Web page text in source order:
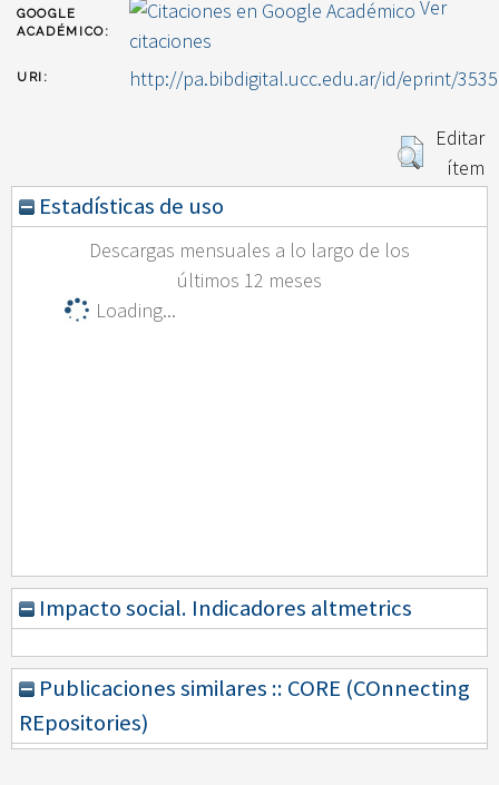
GOOGLE
ACADÉMICO:
Ver
citaciones
URI: http://pa.bibdigital.ucc.edu.ar/id/eprint/3535
Editar
ítem
Estadísticas de uso
Descargas mensuales a lo largo de los
últimos 12 meses
Loading...
Impacto social. Indicadores altmetrics
Publicaciones similares :: CORE (COnnecting
REpositories)